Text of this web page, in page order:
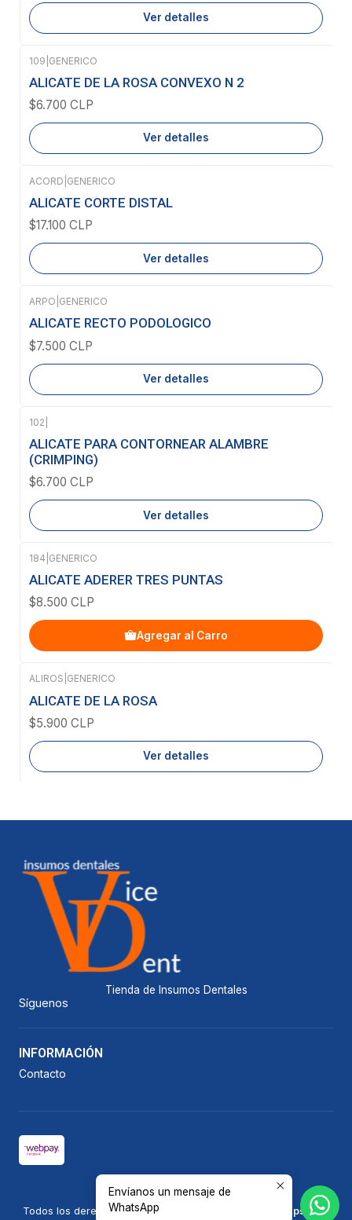
Ver detalles
Agotado
109 GENERICO
ALICATE DE LA ROSA CONVEXO N 2
$6.700 CLP
Ver detalles
Agotado
ACORD GENERICO
ALICATE CORTE DISTAL
$17.100 CLP
Ver detalles
Agotado
ARPO GENERICO
ALICATE RECTO PODOLOGICO
$7.500 CLP
Ver detalles
Agotado
102
ALICATE PARA CONTORNEAR ALAMBRE
(CRIMPING)
$6.700 CLP
Ver detalles
184 GENERICO
ALICATE ADERER TRES PUNTAS
$8.500 CLP
Agregar al Carro
Agotado
ALIROS GENERICO
ALICATE DE LA ROSA
$5.900 CLP
Ver detalles
Tienda de Insumos Dentales
Síguenos
INFORMACIÓN
Contacto
2026 Vicedent.
Todos los derechos reservados.
Desarrollado por Jumpseller.
Envíanos un mensaje de
WhatsApp